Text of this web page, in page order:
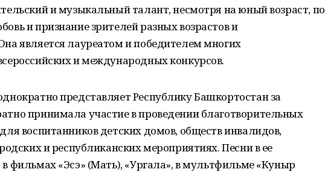
и музыкальный талант, несмотря на юный возраст, по
и признание зрителей разных возрастов и
является лауреатом и победителем многих
и международных конкурсов.
представляет Республику Башкортостан за
принимала участие в проведении благотворительных
воспитанников детских домов, обществ инвалидов,
и республиканских мероприятиях. Песни в ее
фильмах «Эсэ» (Мать), «Ургала», в мультфильме «Куныр